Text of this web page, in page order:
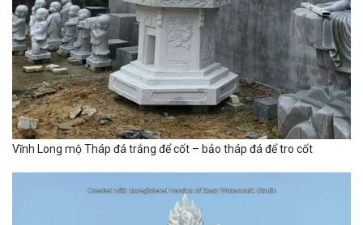
Vĩnh Long mộ Tháp đá trắng để cốt – bảo tháp đá để tro cốt